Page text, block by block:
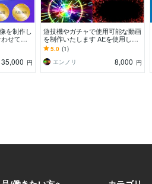
を制作し
せて、
ます
35,000 円
遊技機やガチャで使用可能な動画
を制作いたします AEを使用して
エフェクトなどの制作
5.0 (1)
エンノリ
8,000 円